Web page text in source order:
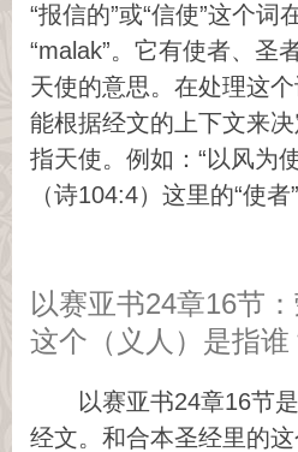
“报信的”或“信使”这个词
“malak”。它有使者、圣
天使的意思。在处理这
能根据经文的上下文来
指天使。例如：“以风为
（诗104:4）这里的“使者
以赛亚书24章16节
这个（义人）是指谁
以赛亚书24章16节
经文。和合本圣经里的